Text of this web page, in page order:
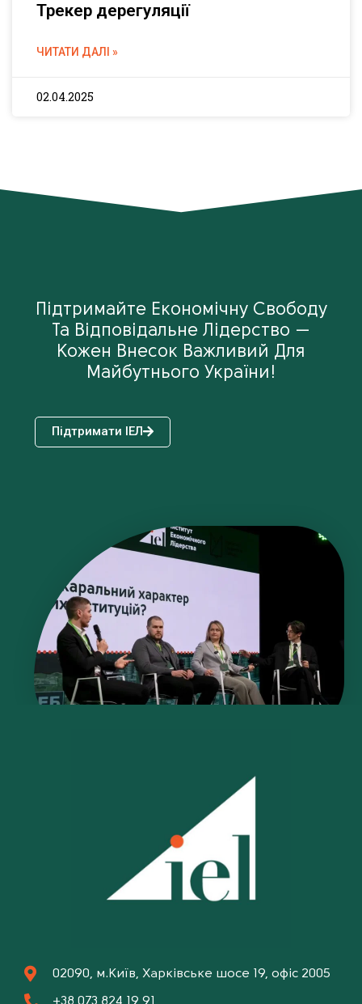
Трекер дерегуляції
ЧИТАТИ ДАЛІ »
02.04.2025
Підтримайте Економічну Свободу
Та Відповідальне Лідерство —
Кожен Внесок Важливий Для
Майбутнього України!
Підтримати ІЕЛ
02090, м.Київ, Харківське шосе 19, офіс 2005